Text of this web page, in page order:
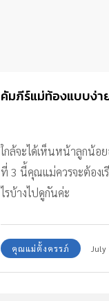
คัมภีร์แม่ท้องแบบง่า
ใกล้จะได้เห็นหน้าลูกน้อ
ที่ 3 นี้คุณแม่ควรจะต้อง
ไรบ้างไปดูกันค่ะ
คุณแม่ตั้งครรภ์ July